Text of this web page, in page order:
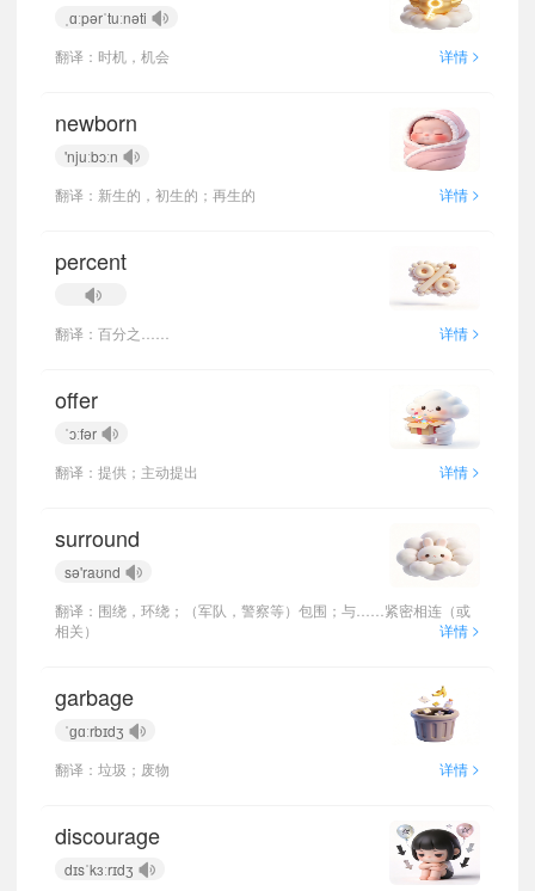
ˌɑːpərˈtuːnəti
翻译：时机，机会
详情 >
newborn
'njuːbɔːn
翻译：新生的，初生的；再生的
详情 >
percent
翻译：百分之…… 详情 >
offer
ˈɔːfər
翻译：提供；主动提出
详情 >
surround
sə'raʊnd
翻译：围绕，环绕；（军队，警察等）包围；与……紧密相连（或
相关）
详情 >
garbage
ˈɡɑːrbɪdʒ
翻译：垃圾；废物
详情 >
discourage
dɪsˈkɜːrɪdʒ